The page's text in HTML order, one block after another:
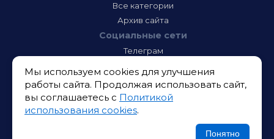
Все категории
Архив сайта
Социальные сети
Телеграм
Инстаграм
Тик-Ток
Одноклассники
ВК
Мы используем cookies для улучшения
работы сайта. Продолжая использовать сайт,
вы соглашаетесь с Политикой
использования cookies.
Понятно